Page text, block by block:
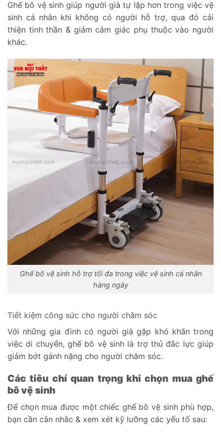
Ghế bô vệ sinh giúp người già tự lập hơn trong việc vệ
sinh cá nhân khi không có người hỗ trợ, qua đó cải
thiện tinh thần & giảm cảm giác phụ thuộc vào người
khác.
Ghế bô vệ sinh hỗ trợ tối đa trong việc vệ sinh cá nhân
hàng ngày
Tiết kiệm công sức cho người chăm sóc
Với những gia đình có người già gặp khó khăn trong
việc di chuyển, ghế bô vệ sinh là trợ thủ đắc lực giúp
giảm bớt gánh nặng cho người chăm sóc.
Các tiêu chí quan trọng khi chọn mua ghế
bô vệ sinh
Để chọn mua được một chiếc ghế bô vệ sinh phù hợp,
bạn cần cân nhắc & xem xét kỹ lưỡng các yếu tố sau: